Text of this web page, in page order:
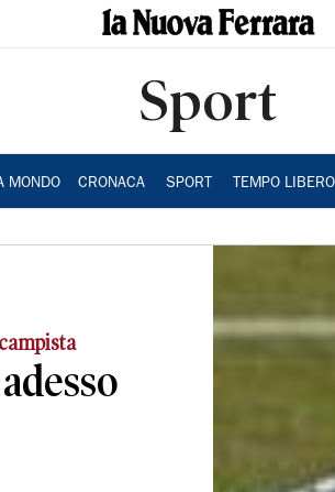
Sport
MONDO CRONACA SPORT TEMPO LIBERO